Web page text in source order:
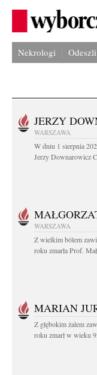
Nekrologi Odeszli
JERZY
WARSZAWA
W dniu 1 sierpnia
Jerzy Downarowicz
WARSZAWA
Z wielkim bólem
roku zmarła Prof.
MARIAN
Z głębokim żalem
roku zmarł w wieku